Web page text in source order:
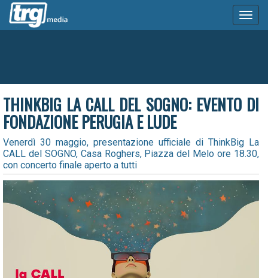
THINKBIG LA CALL DEL SOGNO: EVENTO DI
FONDAZIONE PERUGIA E LUDE
Venerdì 30 maggio, presentazione ufficiale di ThinkBig La
CALL del SOGNO, Casa Roghers, Piazza del Melo ore 18.30,
con concerto finale aperto a tutti